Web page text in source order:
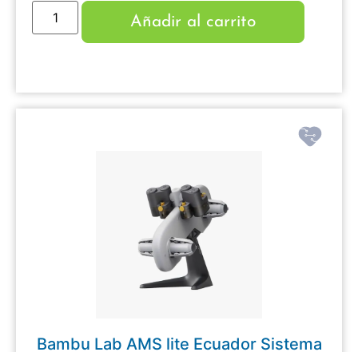
Añadir al carrito
Bambu Lab AMS lite Ecuador Sistema